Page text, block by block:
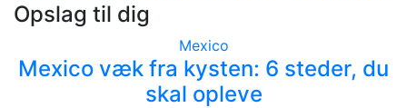
Opslag til dig
Mexico
Mexico væk fra kysten: 6 steder, du
skal opleve